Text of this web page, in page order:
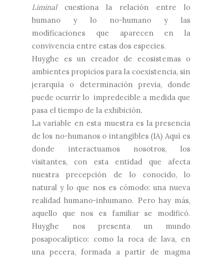
Liminalcuestiona la relación entre lo
humano y lo no-humano y las
modificaciones que aparecen en la
convivencia entre estas dos especies.
Huyghe es un creador de ecosistemas o
ambientes propicios para la coexistencia, sin
jerarquía o determinación previa, donde
puede ocurrir lo impredecible a medida que
pasa el tiempo de la exhibición.
La variable en esta muestra es la presencia
de los no-humanos o intangibles (IA) Aquí es
donde interactuamos nosotros, los
visitantes, con esta entidad que afecta
nuestra precepción de lo conocido, lo
natural y lo que nos es cómodo: una nueva
realidad humano-inhumano. Pero hay más,
aquello que nos es familiar se modificó.
Huyghe nos presenta un mundo
posapocalíptico: como la roca de lava, en
una pecera, formada a partir de magma